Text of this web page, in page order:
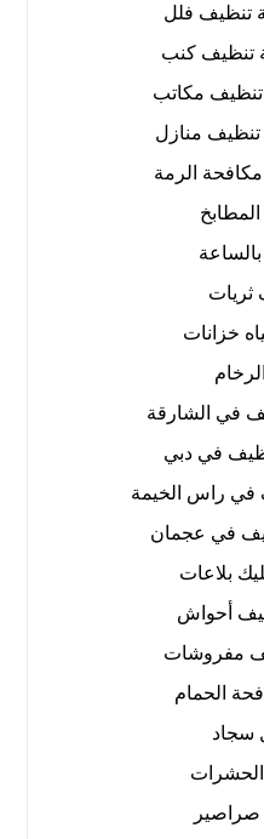
تنظيف فلل
تنظيف كنب
مكاتب
منازل
الرمة
ثريات
خزانات
في الشارقة
في دبي
في راس الخيمة
في عجمان
بلاعات
أحواش
مفروشات
الحمام
سجاد